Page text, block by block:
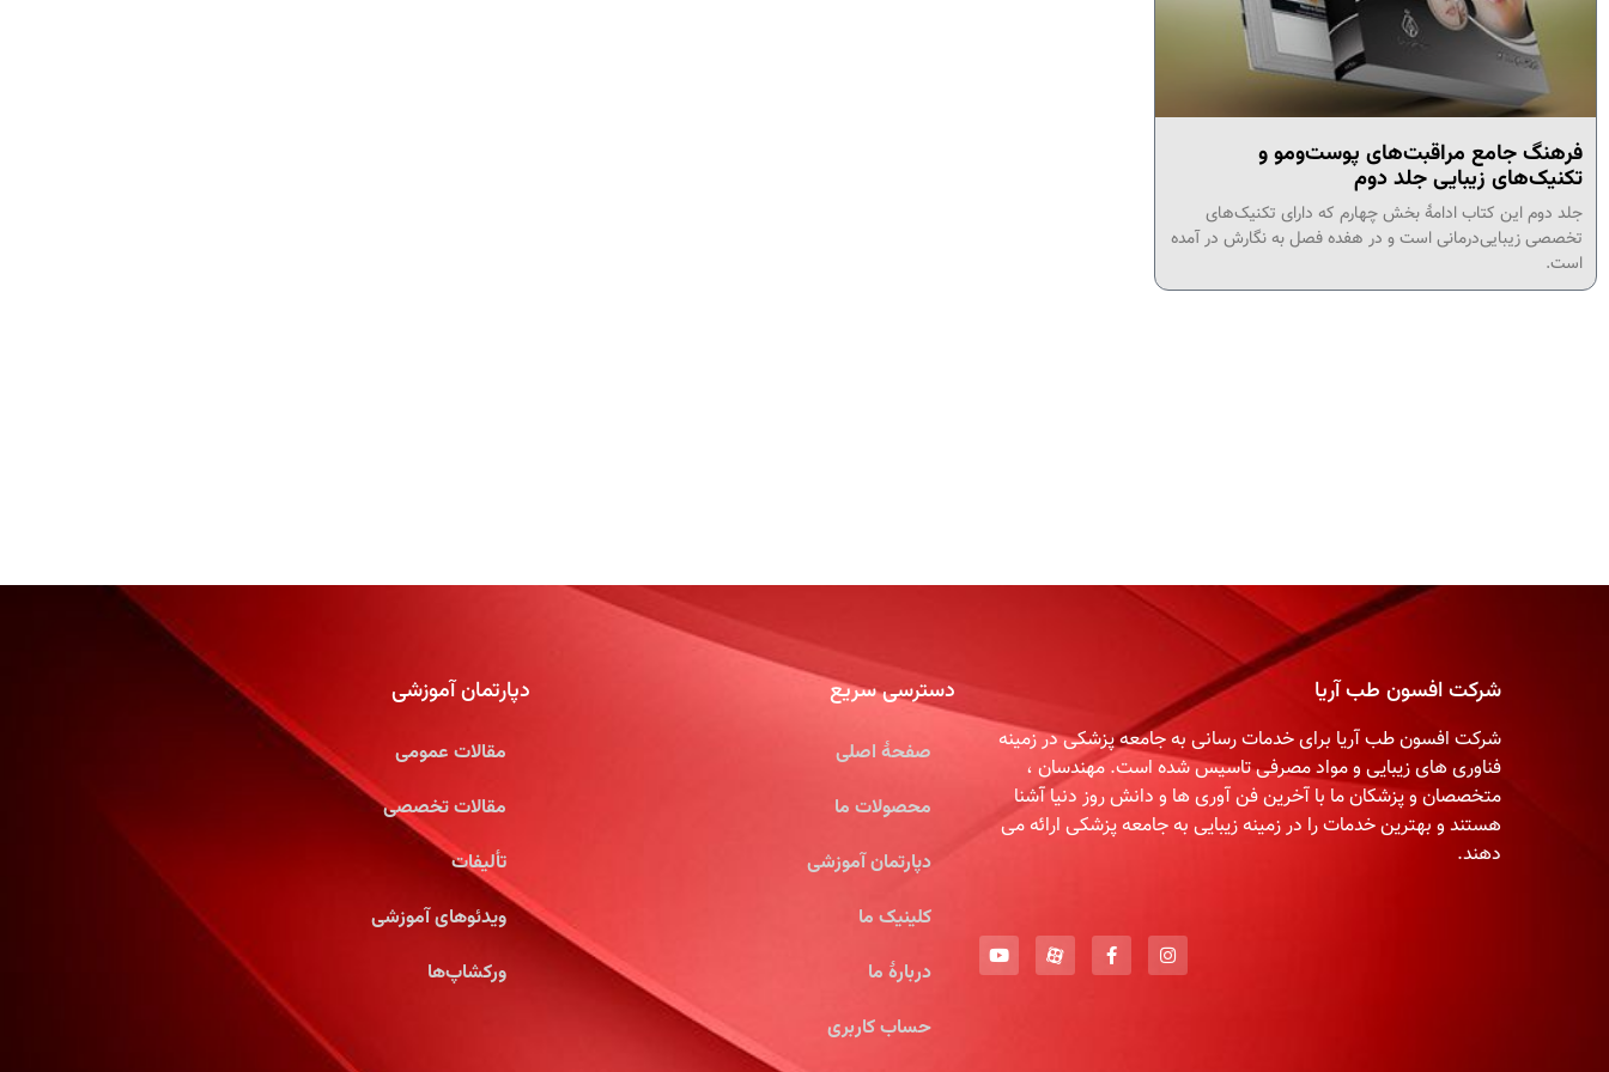
فرهنگ جامع مراقبت‌های پوست‌ومو و
تکنیک‌های زیبایی جلد دوم
جلد دوم این کتاب ادامۀ بخش چهارم که دارای تکنیک‌های
تخصصی زیبایی‌درمانی است و در هفده فصل به نگارش در آمده
است.
شرکت افسون طب آریا
شرکت افسون طب آریا برای خدمات رسانی به جامعه پزشکی در زمینه
فناوری های زیبایی و مواد مصرفی تاسیس شده است. مهندسان ،
متخصصان و پزشکان ما با آخرین فن آوری ها و دانش روز دنیا آشنا
هستند و بهترین خدمات را در زمینه زیبایی به جامعه پزشکی ارائه می
دهند.
دسترسی سریع
صفحۀ اصلی
محصولات ما
دپارتمان آموزشی
کلینیک ما
دربارۀ ما
حساب کاربری
دپارتمان آموزشی
مقالات عمومی
مقالات تخصصی
تألیفات
ویدئوهای آموزشی
ورکشاپ‌ها